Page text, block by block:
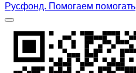
Русфонд. Помогаем помогать